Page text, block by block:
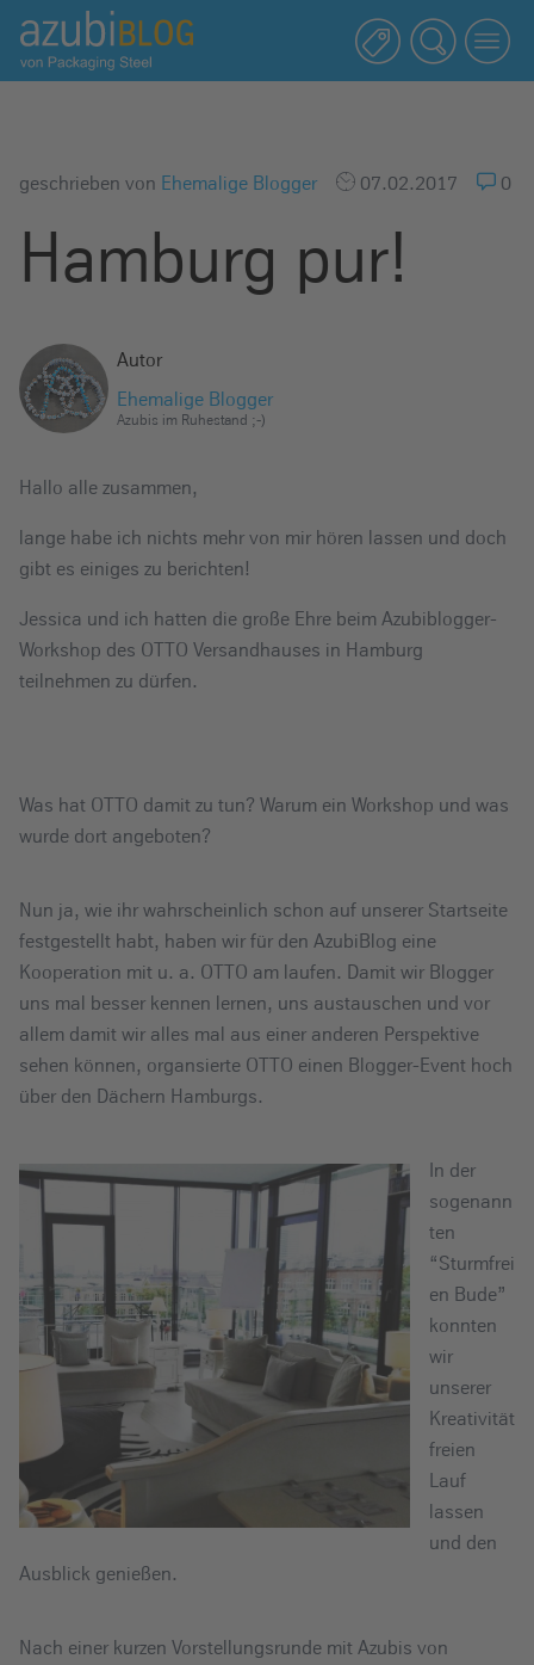
A
z
u
b
s
s
s
i
n
geschrieben von Ehemalige Blogger 07.02.2017 0
Hamburg pur!
Autor
Ehemalige Blogger
Azubis im Ruhestand ;-)
Hallo alle zusammen,
lange habe ich nichts mehr von mir hören lassen und doch
gibt es einiges zu berichten!
Jessica und ich hatten die große Ehre beim Azubiblogger-
Workshop des OTTO Versandhauses in Hamburg
teilnehmen zu dürfen.
Was hat OTTO damit zu tun? Warum ein Workshop und was
wurde dort angeboten?
Nun ja, wie ihr wahrscheinlich schon auf unserer Startseite
festgestellt habt, haben wir für den AzubiBlog eine
Kooperation mit u. a. OTTO am laufen. Damit wir Blogger
uns mal besser kennen lernen, uns austauschen und vor
allem damit wir alles mal aus einer anderen Perspektive
sehen können, organsierte OTTO einen Blogger-Event hoch
über den Dächern Hamburgs.
In der
sogenann
ten
“Sturmfrei
en Bude”
konnten
wir
unserer
Kreativität
freien
Lauf
lassen
und den
Ausblick genießen.
Nach einer kurzen Vorstellungsrunde mit Azubis von